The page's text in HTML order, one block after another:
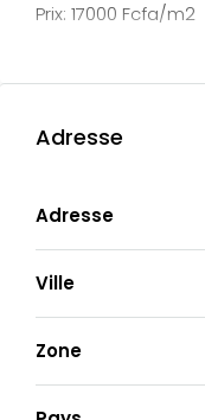
Prix: 17000 Fcfa/m2
Adresse
Adresse
Ville
Zone